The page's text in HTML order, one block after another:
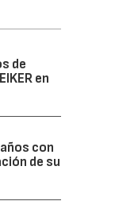
de
en
con
de su